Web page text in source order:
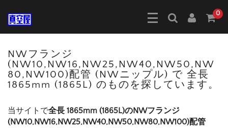
0
NWフランジ
(NW10,NW16,NW25,NW40,NW50,NW
80,NW100)配管 (NWニップル) で 全長
1865mm (1865L) のものを探しています。
当サイトで全長 1865mm (1865L)のNWフランジ
(NW10,NW16,NW25,NW40,NW50,NW80,NW100)配管